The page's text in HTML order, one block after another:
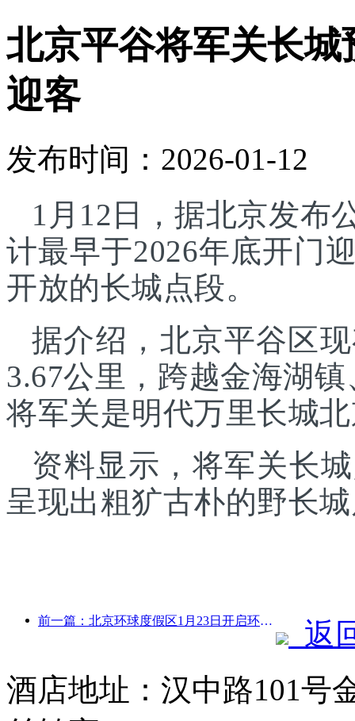
北京平谷将军关长城
迎客
发布时间：2026-01-12
1月12日，据北京发布
计最早于2026年底开门
开放的长城点段。
据介绍，北京平谷区
3.67公里，跨越金海湖
将军关是明代万里长城
资料显示，将军关长
呈现出粗犷古朴的野长
前一篇：北京环球度假区1月23日开启环球中国年活动，持续40天
返
酒店地址：汉中路101号